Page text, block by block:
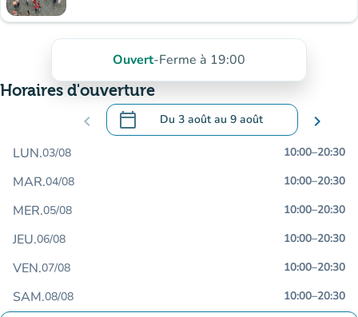
Ouvert-Ferme à 19:00
Horaires d'ouverture
chevron_left calendar_today Du 3 aoûtau 9 août
.Ouvrir le calendrier pour changer de
chevron_right
LUN.03/08 10:00–20:30
MAR.04/08 10:00–20:30
MER.05/08 10:00–20:30
JEU.06/08 10:00–20:30
VEN.07/08 10:00–20:30
SAM.08/08 10:00–20:30